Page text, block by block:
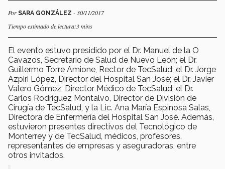
Por SARA GONZÁLEZ - 30/11/2017
Tiempo estimado de lectura:3 mins
El evento estuvo presidido por el Dr. Manuel de la O
Cavazos, Secretario de Salud de Nuevo León; el Dr.
Guillermo Torre Amione, Rector de TecSalud; el Dr. Jorge
Azpiri López, Director del Hospital San José; el Dr. Javier
Valero Gómez, Director Médico de TecSalud; el Dr.
Carlos Rodríguez Montalvo, Director de División de
Cirugía de TecSalud, y la Lic. Ana María Espinosa Salas,
Directora de Enfermería del Hospital San José. Además,
estuvieron presentes directivos del Tecnológico de
Monterrey y de TecSalud, médicos, profesores,
representantes de empresas y aseguradoras, entre
otros invitados.